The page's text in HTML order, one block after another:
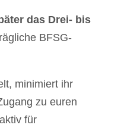
das Drei- bis
BFSG-
minimiert ihr
zu euren
für